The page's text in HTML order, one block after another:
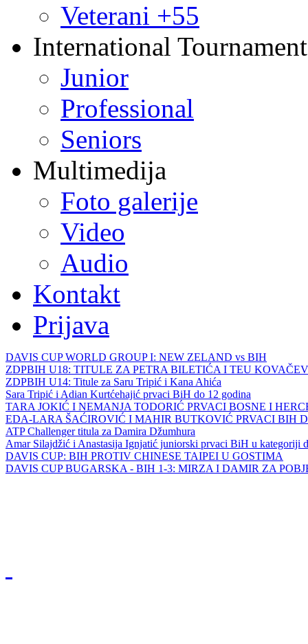
Veterani +55
International
Junior
Professional
Seniors
Multimedija
Foto galerije
Video
Audio
Kontakt
Prijava
DAVIS CUP WORLD GROUP I: NEW ZELAND vs BIH
ZDPBIH U18: TITULE ZA PETRA BILETIĆA I TEU
ZDPBIH U14: Titule za Saru Tripić i Kana Ahića
Sara Tripić i Adian Kurtćehajić prvaci BiH do 12 godina
TARA JOKIĆ I NEMANJA TODORIĆ PRVACI BOSNE I
EDA-LARA ŠAĆIROVIĆ I MAHIR BUTKOVIĆ PRVACI BIH
ATP Challenger titula za Damira Džumhura
Amar Silajdžić i Anastasija Ignjatić juniorski prvaci BiH u kategoriji
DAVIS CUP: BIH PROTIV CHINESE TAIPEI U GOSTIMA
DAVIS CUP BUGARSKA - BIH 1-3: MIRZA I DAMIR ZA